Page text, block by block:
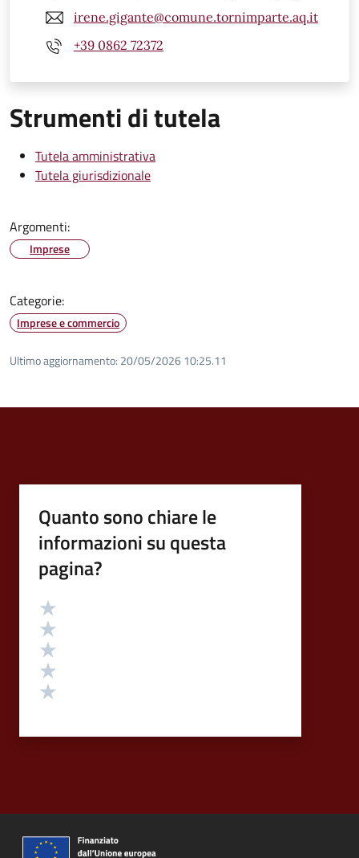
irene.gigante@comune.tornimparte.aq.it
+39 0862 72372
Strumenti di tutela
Tutela amministrativa
Tutela giurisdizionale
Argomenti:
Imprese
Categorie:
Imprese e commercio
Ultimo aggiornamento: 20/05/2026 10:25.11
Quanto sono chiare le
informazioni su questa
pagina?
Valutazione